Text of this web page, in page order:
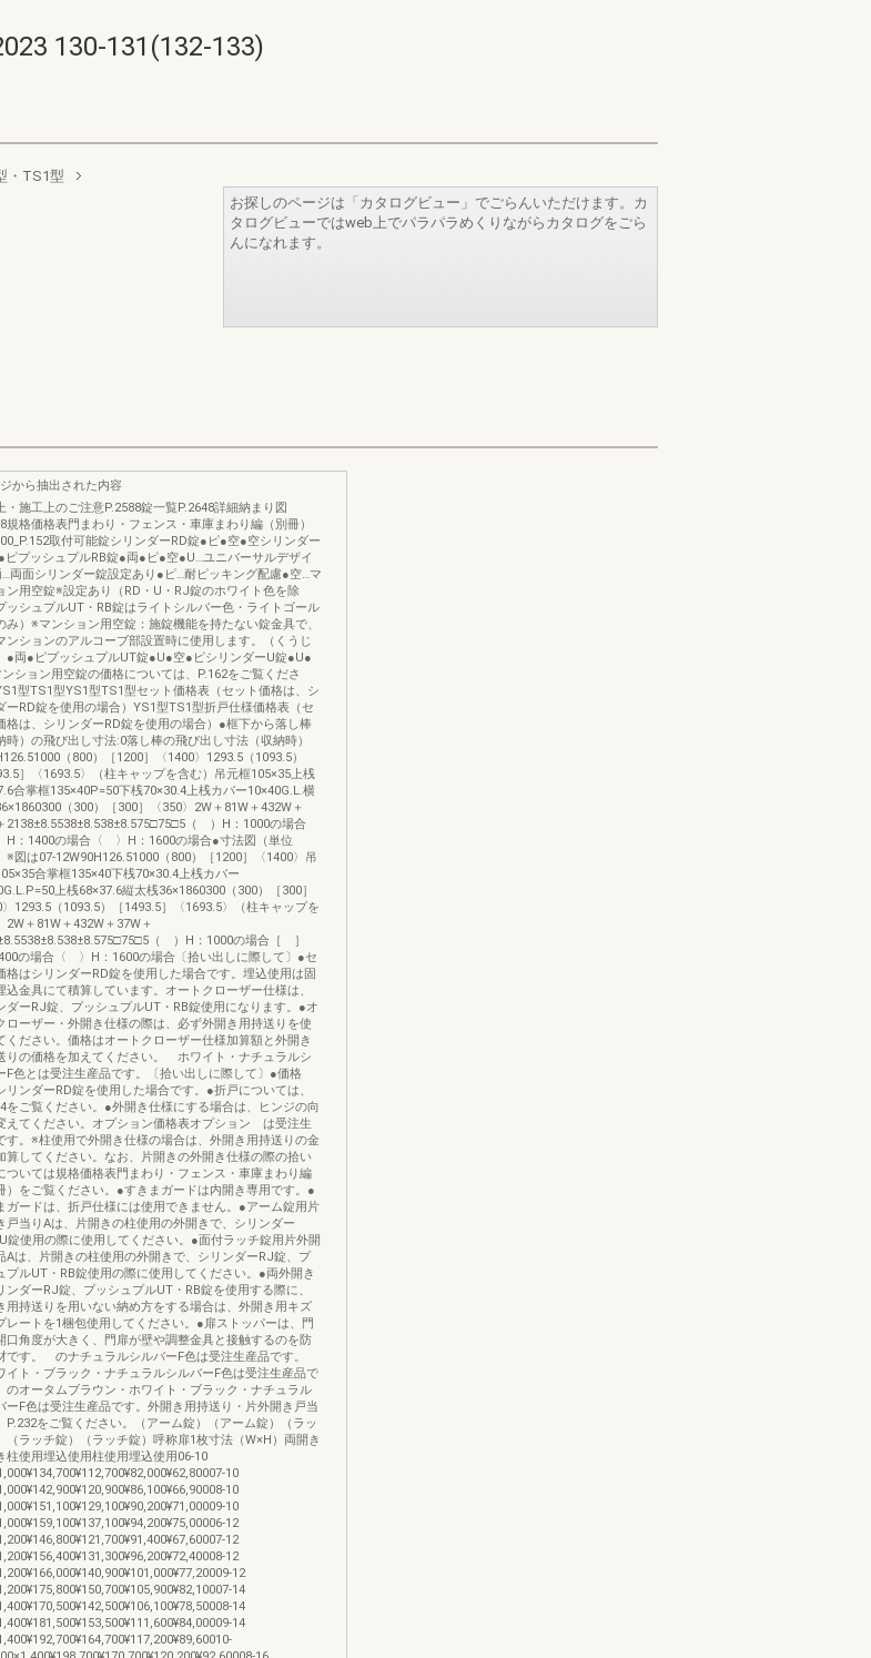
130-131(132-133)
・TS1型
お探しのページは「カタログビュー」でごらんいただけます。カ
タログビューではweb上でパラパラめくりながらカタログをごら
んになれます。
から抽出された内容
・施工上のご注意P.2588錠一覧P.2648詳細納まり図
規格価格表門まわり・フェンス・車庫まわり編（別冊）
取付可能錠シリンダーRD錠●ピ●空●空シリンダー
ピプッシュプルRB錠●両●ピ●空●U…ユニバーサルデザイ
…両面シリンダー錠設定あり●ピ…耐ピッキング配慮●空…マ
ン用空錠※設定あり（RD・U・RJ錠のホワイト色を除
ッシュプルUT・RB錠はライトシルバー色・ライトゴール
み）※マンション用空錠：施錠機能を持たない錠金具で、
ンションのアルコーブ部設置時に使用します。（くうじ
●両●ピプッシュプルUT錠●U●空●ピシリンダーU錠●U●
ション用空錠の価格については、P.162をご覧くださ
型TS1型YS1型TS1型セット価格表（セット価格は、シ
ーRD錠を使用の場合）YS1型TS1型折戸仕様価格表（セ
格は、シリンダーRD錠を使用の場合）●框下から落し棒
時）の飛び出し寸法:0落し棒の飛び出し寸法（収納時）
（800）［1200］〈1400〉1293.5（1093.5）
］〈1693.5〉（柱キャップを含む）吊元框105×35上桟
合掌框135×40P=50下桟70×30.4上桟カバー10×40G.L.横
（300）［300］〈350〉2W＋81W＋432W＋
2138±8.5538±8.538±8.575□75□5（ ）H：1000の場合
H：1400の場合〈 〉H：1600の場合●寸法図（単位
※図は07-12W90H126.51000（800）［1200］〈1400〉吊
合掌框135×40下桟70×30.4上桟カバー
上桟68×37.6縦太桟36×1860300（300）［300］
〉1293.5（1093.5）［1493.5］〈1693.5〉（柱キャップを
2W＋81W＋432W＋37W＋
（ ）H：1000の場合［ ］
の場合〈 〉H：1600の場合〔拾い出しに際して〕●セ
格はシリンダーRD錠を使用した場合です。埋込使用は固
込金具にて積算しています。オートクローザー仕様は、
ダーRJ錠、プッシュプルUT・RB錠使用になります。●オ
ローザー・外開き仕様の際は、必ず外開き用持送りを使
ください。価格はオートクローザー仕様加算額と外開き
りの価格を加えてください。 ホワイト・ナチュラルシ
F色とは受注生産品です。〔拾い出しに際して〕●価格
リンダーRD錠を使用した場合です。●折戸については、
をご覧ください。●外開き仕様にする場合は、ヒンジの向
えてください。オプション価格表オプション は受注生
す。※柱使用で外開き仕様の場合は、外開き用持送りの金
算してください。なお、片開きの外開き仕様の際の拾い
ついては規格価格表門まわり・フェンス・車庫まわり編
）をご覧ください。●すきまガードは内開き専用です。●
ガードは、折戸仕様には使用できません。●アーム錠用片
戸当りAは、片開きの柱使用の外開きで、シリンダー
錠使用の際に使用してください。●面付ラッチ錠用片外開
Aは、片開きの柱使用の外開きで、シリンダーRJ錠、プ
プルUT・RB錠使用の際に使用してください。●両外開き
ンダーRJ錠、プッシュプルUT・RB錠を使用する際に、
用持送りを用いない納め方をする場合は、外開き用キズ
レートを1梱包使用してください。●扉ストッパーは、門
口角度が大きく、門扉が壁や調整金具と接触するのを防
です。 のナチュラルシルバーF色は受注生産品です。
イト・ブラック・ナチュラルシルバーF色は受注生産品で
オータムブラウン・ホワイト・ブラック・ナチュラル
ーF色は受注生産品です。外開き用持送り・片外開き戸当
P.232をご覧ください。（アーム錠）（アーム錠）（ラッ
（ラッチ錠）（ラッチ錠）呼称扉1枚寸法（W×H）両開き
柱使用埋込使用柱使用埋込使用06-10
10
10
10
12
12
12
12
14
14
14